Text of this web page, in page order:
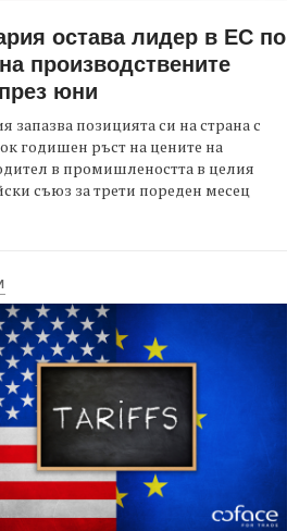
остава лидер в ЕС по
производствените
юни
запазва позицията си на страна с
годишен ръст на цените на
в промишлеността в целия
съюз за трети пореден месец